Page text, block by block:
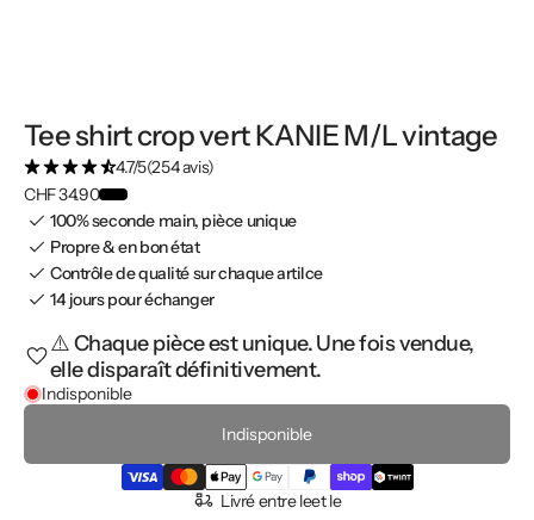
Tee shirt crop vert KANIE M/L vintage
4.7/5(254 avis)
CHF 34.90
100% seconde main, pièce unique
Propre & en bon état
Contrôle de qualité sur chaque artilce
14 jours pour échanger
⚠️ Chaque pièce est unique. Une fois vendue,
elle disparaît définitivement.
Indisponible
Indisponible
Livré entre leet le